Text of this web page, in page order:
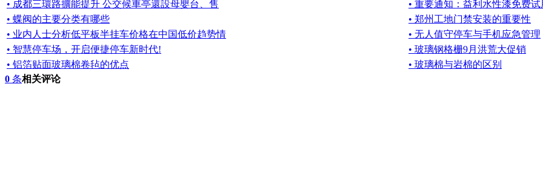
• 成都三環路擴能提升 公交候車亭還設母嬰台、售
• 重要通知：益利水性漆免费
• 蝶阀的主要分类有哪些
• 郑州工地门禁安装的重要性
• 业内人士分析低平板半挂车价格在中国低价趋势情
• 无人值守停车与手机应急管理
• 智慧停车场，开启便捷停车新时代!
• 玻璃钢格栅9月洪荒大促销
• 铝箔贴面玻璃棉卷毡的优点
• 玻璃棉与岩棉的区别
0 条相关评论